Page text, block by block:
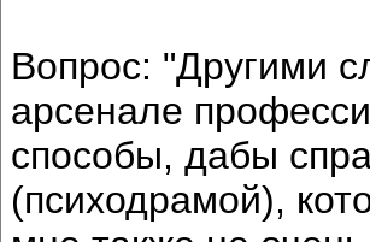
Вопрос: "Другими
арсенале
способы, дабы
(психодрамой),